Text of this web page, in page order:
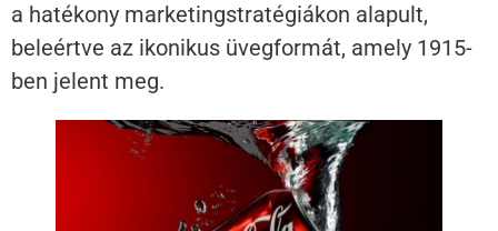
a hatékony marketingstratégiákon alapult,
beleértve az ikonikus üvegformát, amely 1915-
ben jelent meg.